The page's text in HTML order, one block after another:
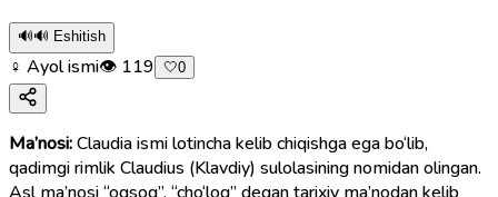
🔊🔊 Eshitish
♀ Ayol ismi👁 119 🤍0
Ma’nosi:Claudia ismi lotincha kelib chiqishga ega bo‘lib,
qadimgi rimlik Claudius (Klavdiy) sulolasining nomidan olingan.